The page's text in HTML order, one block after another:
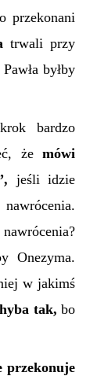
przekonani
trwali przy
byłby
bardzo
żemówi
jeśli idzie
Onezyma.
w jakimś
tak, bo
przekonuje